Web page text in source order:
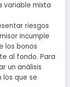
variable mixta
riesgos
incumple
los bonos
al fondo. Para
un análisis
los que se